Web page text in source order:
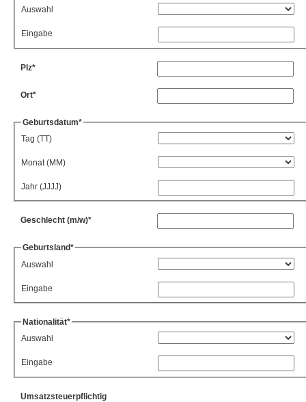
Auswahl
Eingabe
Plz*
Ort*
Geburtsdatum*
Tag (TT)
Monat (MM)
Jahr (JJJJ)
Geschlecht (m/w)*
Geburtsland*
Auswahl
Eingabe
Nationalität*
Auswahl
Eingabe
Umsatzsteuerpflichtig